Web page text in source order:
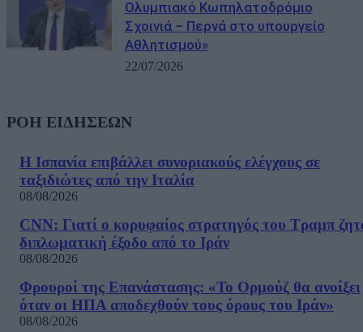
Ολυμπιακό Κωπηλατοδρόμιο
Σχοινιά – Περνά στο υπουργείο
Αθλητισμού»
22/07/2026
ΡΟΗ ΕΙΔΗΣΕΩΝ
Η Ισπανία επιβάλλει συνοριακούς ελέγχους σε
ταξιδιώτες από την Ιταλία
08/08/2026
CNN: Γιατί ο κορυφαίος στρατηγός του Τραμπ
διπλωματική έξοδο από το Ιράν
08/08/2026
Φρουροί της Επανάστασης: «Το Ορμούζ θα ανοίξει
όταν οι ΗΠΑ αποδεχθούν τους όρους του Ιράν»
08/08/2026